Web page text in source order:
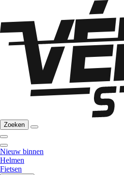
Zoeken
Nieuw binnen
Helmen
Fietsen